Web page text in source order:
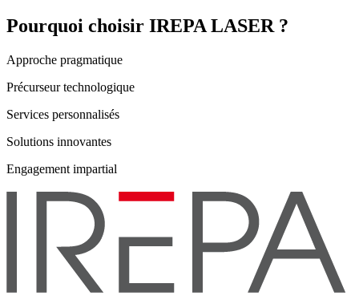
Pourquoi choisir IREPA LASER ?
Approche pragmatique
Précurseur technologique
Services personnalisés
Solutions innovantes
Engagement impartial